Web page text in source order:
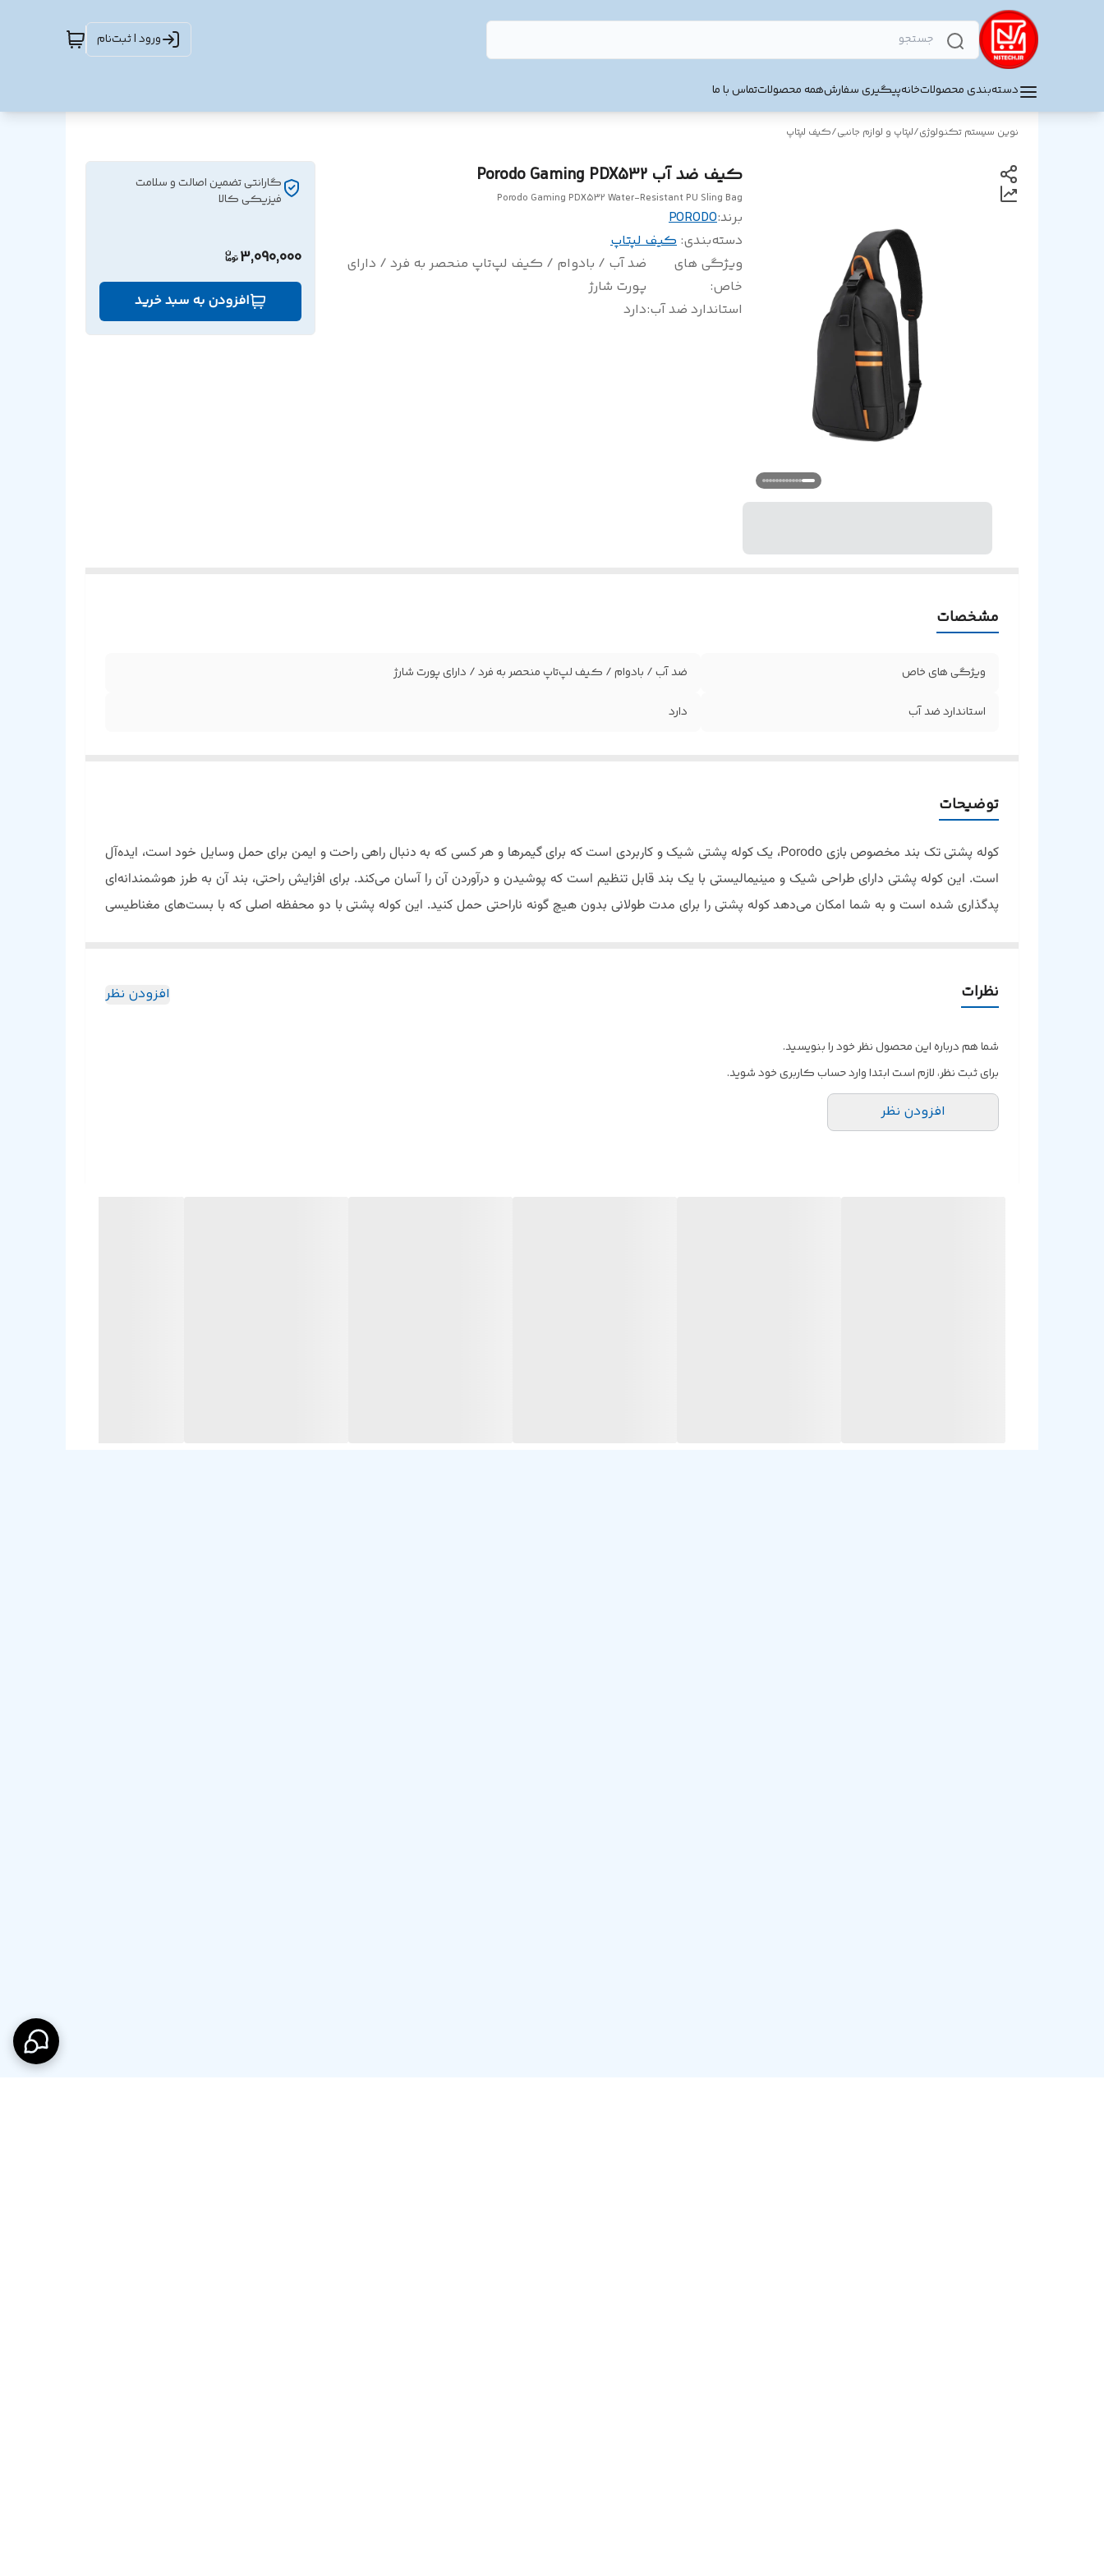
ورود | ثبت‌نام
دسته‌بندی محصولاتخانهپیگیری سفارشهمه محصولاتتماس با ما
نوین سیستم تکنولوژی/لپتاپ و لوازم جانبی/کیف لپتاپ
کیف ضد آب Porodo Gaming PDX532
Porodo Gaming PDX532 Water-Resistant PU Sling Bag
برند:PORODO
دسته‌بندی: کیف لپتاپ
ویژگی های
خاص:
ضد آب / بادوام / کیف لپ‌تاپ منحصر به فرد / دارای
پورت شارژ
استاندارد ضد آب:دارد
گارانتی تضمین اصالت و سلامت
فیزیکی کالا
3,090,000
افزودن به سبد خرید
مشخصات
ویژگی های خاص ضد آب / بادوام / کیف لپ‌تاپ منحصر به فرد / دارای پورت شارژ
استاندارد ضد آب دارد
توضیحات
کوله پشتی تک بند مخصوص بازی Porodo، یک کوله پشتی شیک و کاربردی است که برای گیمرها و هر کسی که به دنبال راهی راحت و ایمن برای حمل وسایل خود است، ایده‌آل
است. این کوله پشتی دارای طراحی شیک و مینیمالیستی با یک بند قابل تنظیم است که پوشیدن و درآوردن آن را آسان می‌کند. برای افزایش راحتی، بند آن به طرز هوشمندانه‌ای
پدگذاری شده است و به شما امکان می‌دهد کوله پشتی را برای مدت طولانی بدون هیچ گونه ناراحتی حمل کنید. این کوله پشتی با دو محفظه اصلی که با بست‌های مغناطیسی
الکترونیکی ارزشمند شما فراهم کند. این کوله پشتی بادوام همچنین دارای یک محفظه اختصاصی برای پاوربانک است که دارای یک کابل داخلی است که به شما امکان می‌دهد
دستگاه‌های خود را بدون نیاز به خارج کردن پاوربانک از کوله پشتی شارژ کنید. قابل توجه است که این کوله پشتی سبک از جنس پارچه ضد آب است که از وسایل شما در برابر عناصر
نظرات افزودن نظر
شما هم درباره این محصول نظر خود را بنویسید.
برای ثبت نظر، لازم است ابتدا وارد حساب کاربری خود شوید.
افزودن نظر